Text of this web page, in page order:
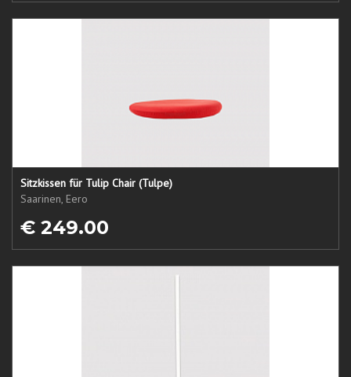
Sitzkissen für Tulip Chair (Tulpe)
Saarinen, Eero
€ 249.00